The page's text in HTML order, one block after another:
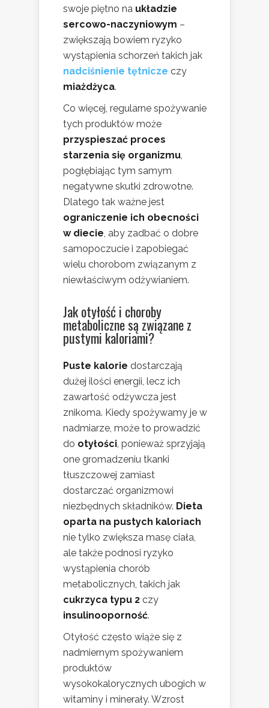
swoje piętno na układzie
sercowo-naczyniowym –
zwiększają bowiem ryzyko
wystąpienia schorzeń takich jak
nadciśnienie tętnicze czy
miażdżyca.
Co więcej, regularne spożywanie
tych produktów może
przyspieszać proces
starzenia się organizmu,
pogłębiając tym samym
negatywne skutki zdrowotne.
Dlatego tak ważne jest
ograniczenie ich obecności
w diecie, aby zadbać o dobre
samopoczucie i zapobiegać
wielu chorobom związanym z
niewłaściwym odżywianiem.
Jak otyłość i choroby
metaboliczne są związane z
pustymi kaloriami?
Puste kalorie dostarczają
dużej ilości energii, lecz ich
zawartość odżywcza jest
znikoma. Kiedy spożywamy je w
nadmiarze, może to prowadzić
do otyłości, ponieważ sprzyjają
one gromadzeniu tkanki
tłuszczowej zamiast
dostarczać organizmowi
niezbędnych składników. Dieta
oparta na pustych kaloriach
nie tylko zwiększa masę ciała,
ale także podnosi ryzyko
wystąpienia chorób
metabolicznych, takich jak
cukrzyca typu 2 czy
insulinooporność.
Otyłość często wiąże się z
nadmiernym spożywaniem
produktów
wysokokalorycznych ubogich w
witaminy i minerały. Wzrost